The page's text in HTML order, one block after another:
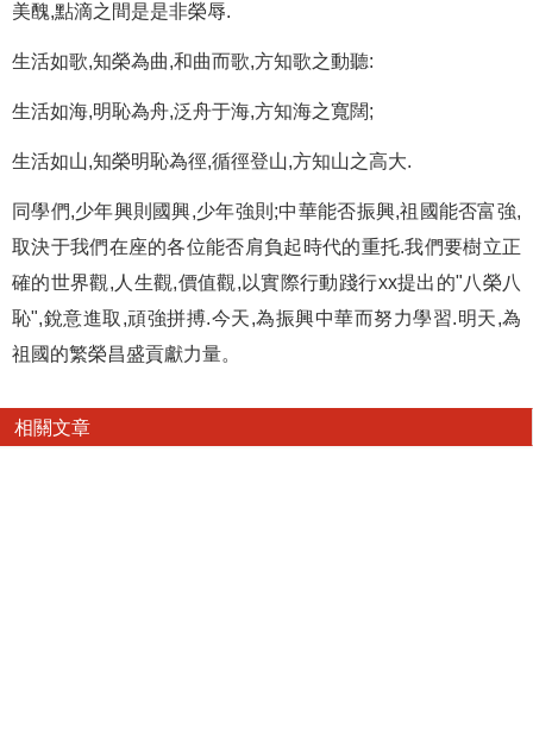
美醜,點滴之間是是非榮辱.
生活如歌,知榮為曲,和曲而歌,方知歌之動聽:
生活如海,明恥為舟,泛舟于海,方知海之寬闊;
生活如山,知榮明恥為徑,循徑登山,方知山之高大.
同學們,少年興則國興,少年強則;中華能否振興,祖國能否富強,
取決于我們在座的各位能否肩負起時代的重托.我們要樹立正
確的世界觀,人生觀,價值觀,以實際行動踐行xx提出的"八榮八
恥",銳意進取,頑強拼搏.今天,為振興中華而努力學習.明天,為
祖國的繁榮昌盛貢獻力量。
相關文章